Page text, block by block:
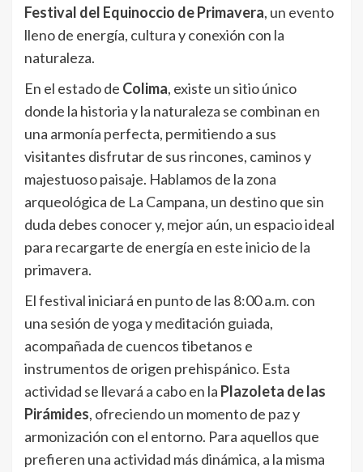
Festival del Equinoccio de Primavera, un evento
lleno de energía, cultura y conexión con la
naturaleza.
En el estado de Colima, existe un sitio único
donde la historia y la naturaleza se combinan en
una armonía perfecta, permitiendo a sus
visitantes disfrutar de sus rincones, caminos y
majestuoso paisaje. Hablamos de la zona
arqueológica de La Campana, un destino que sin
duda debes conocer y, mejor aún, un espacio ideal
para recargarte de energía en este inicio de la
primavera.
El festival iniciará en punto de las 8:00 a.m. con
una sesión de yoga y meditación guiada,
acompañada de cuencos tibetanos e
instrumentos de origen prehispánico. Esta
actividad se llevará a cabo en la Plazoleta de las
Pirámides, ofreciendo un momento de paz y
armonización con el entorno. Para aquellos que
prefieren una actividad más dinámica, a la misma